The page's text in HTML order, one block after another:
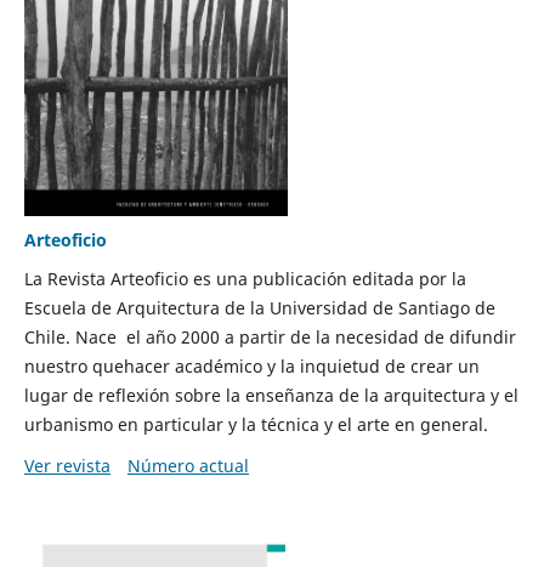
Arteoficio
La Revista Arteoficio es una publicación editada por la
Escuela de Arquitectura de la Universidad de Santiago de
Chile. Nace el año 2000 a partir de la necesidad de difundir
nuestro quehacer académico y la inquietud de crear un
lugar de reflexión sobre la enseñanza de la arquitectura y el
urbanismo en particular y la técnica y el arte en general.
Ver revista
Número actual